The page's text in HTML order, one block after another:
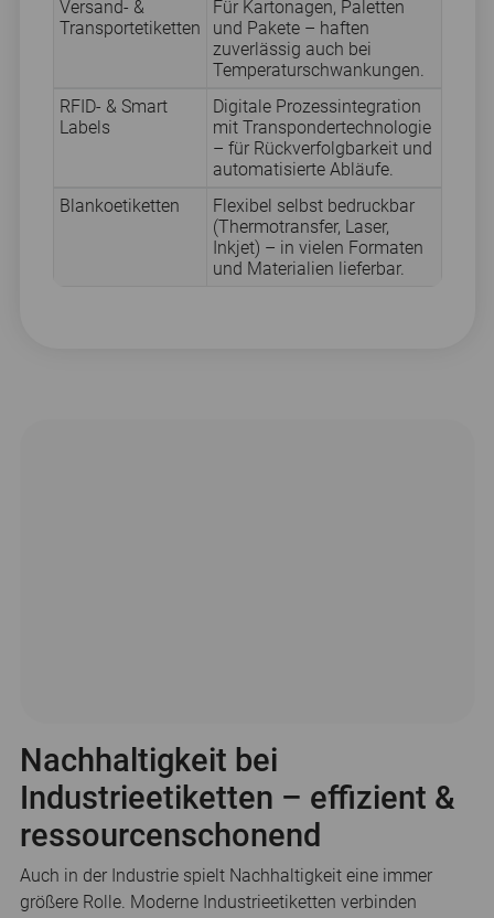
Versand- &
Transportetiketten
Für Kartonagen, Paletten
und Pakete – haften
zuverlässig auch bei
Temperaturschwankungen.
RFID- & Smart
Labels
Digitale Prozessintegration
mit Transpondertechnologie
– für Rückverfolgbarkeit und
automatisierte Abläufe.
Blankoetiketten
Flexibel selbst bedruckbar
(Thermotransfer, Laser,
Inkjet) – in vielen Formaten
und Materialien lieferbar.
Nachhaltigkeit bei
Industrieetiketten – effizient &
ressourcenschonend
Auch in der Industrie spielt Nachhaltigkeit eine immer
größere Rolle. Moderne Industrieetiketten verbinden